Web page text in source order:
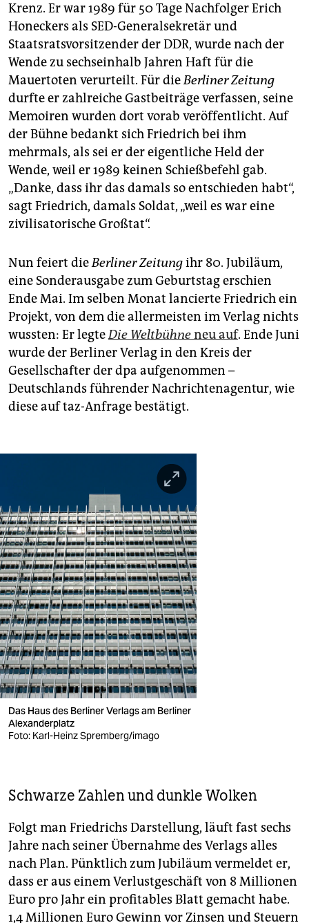
Krenz. Er war 1989 für 50 Tage Nachfolger Erich
Honeckers als SED-Generalsekretär und
Staatsratsvorsitzender der DDR, wurde nach der
Wende zu sechseinhalb Jahren Haft für die
Mauertoten verurteilt. Für dieBerliner Zeitung
durfte er zahlreiche Gastbeiträge verfassen, seine
Memoiren wurden dort vorab veröffentlicht. Auf
der Bühne bedankt sich Friedrich bei ihm
mehrmals, als sei er der eigentliche Held der
Wende, weil er 1989 keinen Schießbefehl gab.
„Danke, dass ihr das damals so entschieden habt“,
sagt Friedrich, damals Soldat, „weil es war eine
zivilisatorische Großtat“.
Nun feiert dieBerliner Zeitungihr 80. Jubiläum,
eine Sonderausgabe zum Geburtstag erschien
Ende Mai. Im selben Monat lancierte Friedrich ein
Projekt, von dem die allermeisten im Verlag nichts
wussten: Er legteDie Weltbühneneu auf. Ende Juni
wurde der Berliner Verlag in den Kreis der
Gesellschafter der dpa aufgenommen –
Deutschlands führender Nachrichtenagentur, wie
diese auf taz-Anfrage bestätigt.
Das Haus des Berliner Verlags am Berliner
Alexanderplatz
Foto: Karl-Heinz Spremberg/imago
Schwarze Zahlen und dunkle Wolken
Folgt man Friedrichs Darstellung, läuft fast sechs
Jahre nach seiner Übernahme des Verlags alles
nach Plan. Pünktlich zum Jubiläum vermeldet er,
dass er aus einem Verlustgeschäft von 8 Millionen
Euro pro Jahr ein profitables Blatt gemacht habe.
1,4 Millionen Euro Gewinn vor Zinsen und Steuern